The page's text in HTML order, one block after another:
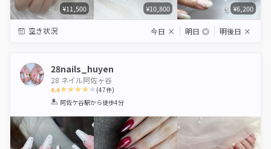
¥11,500 ¥10,800 ¥6,200
空き状況 今日 × 明日 ◎ 明後日 ×
28nails_huyen
28 ネイル阿佐ヶ谷
4.4
1 2 3 4 5
(47件)
阿佐ケ谷駅から徒歩4分